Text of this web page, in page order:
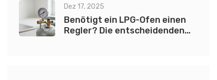
Dez 17, 2025
Benötigt ein LPG-Ofen einen
Regler? Die entscheidenden